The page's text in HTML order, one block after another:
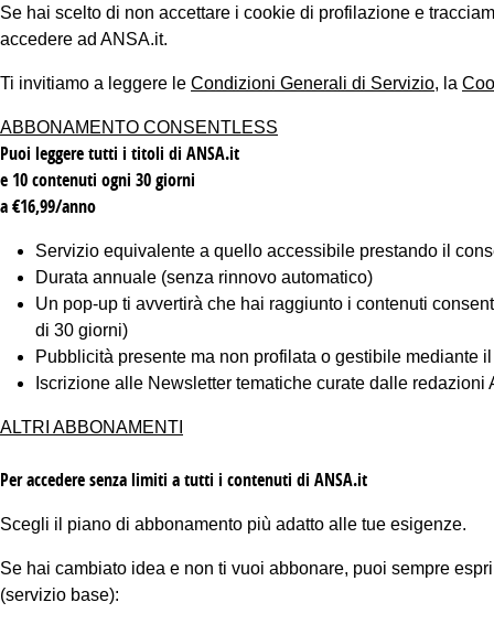
Se hai scelto di non accettare i cookie di profilazione e
accedere ad ANSA.it.
Ti invitiamo a leggere le Condizioni Generali di Servizio, la
ABBONAMENTO CONSENTLESS
Puoi leggere tutti i titoli di ANSA.it
e 10 contenuti ogni 30 giorni
a €16,99/anno
Servizio equivalente a quello accessibile prestando il
Durata annuale (senza rinnovo automatico)
Un pop-up ti avvertirà che hai raggiunto i contenuti
di 30 giorni)
Pubblicità presente ma non profilata o gestibile mediante
Iscrizione alle Newsletter tematiche curate dalle redazioni
ALTRI ABBONAMENTI
Per accedere senza limiti a tutti i contenuti di ANSA.it
Scegli il piano di abbonamento più adatto alle tue esigenze.
Se hai cambiato idea e non ti vuoi abbonare, puoi sempre
(servizio base):